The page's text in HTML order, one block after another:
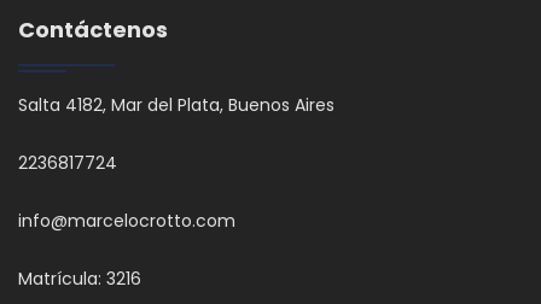
Contáctenos
Salta 4182, Mar del Plata, Buenos Aires
2236817724
info@marcelocrotto.com
Matrícula: 3216